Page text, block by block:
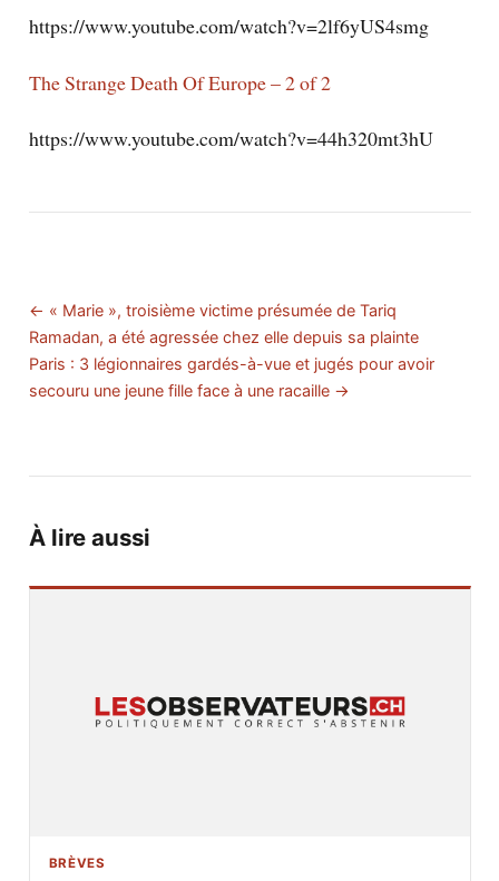
https://www.youtube.com/watch?v=2lf6yUS4smg
The Strange Death Of Europe – 2 of 2
https://www.youtube.com/watch?v=44h320mt3hU
← « Marie », troisième victime présumée de Tariq
Ramadan, a été agressée chez elle depuis sa plainte
Paris : 3 légionnaires gardés-à-vue et jugés pour avoir
secouru une jeune fille face à une racaille →
À lire aussi
BRÈVES